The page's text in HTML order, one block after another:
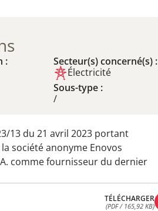
:
Secteur(s) concerné(s) :
Électricité
Sous-type :
/
13 du 21 avril 2023 portant
société anonyme Enovos
comme fournisseur du dernier
TÉLÉCHARGER
(PDF / 165,92 KB)